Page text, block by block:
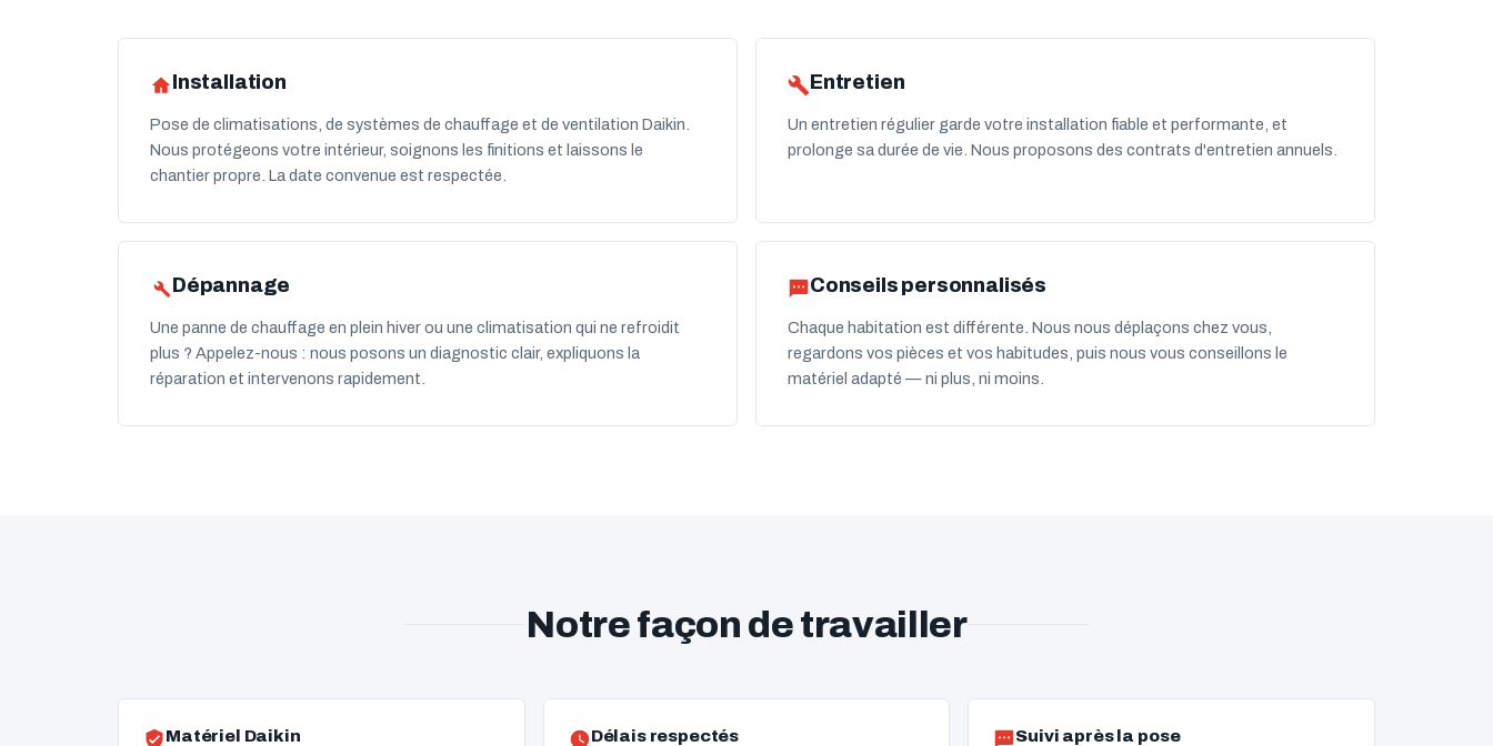
Installation
Pose de climatisations, de systèmes de chauffage et de ventilation Daikin.
Nous protégeons votre intérieur, soignons les finitions et laissons le
chantier propre. La date convenue est respectée.
Entretien
Un entretien régulier garde votre installation fiable et performante, et
prolonge sa durée de vie. Nous proposons des contrats d'entretien annuels.
Dépannage
Une panne de chauffage en plein hiver ou une climatisation qui ne refroidit
plus ? Appelez-nous : nous posons un diagnostic clair, expliquons la
réparation et intervenons rapidement.
Conseils personnalisés
Chaque habitation est différente. Nous nous déplaçons chez vous,
regardons vos pièces et vos habitudes, puis nous vous conseillons le
matériel adapté — ni plus, ni moins.
Notre façon de travailler
Matériel Daikin Délais respectés Suivi après la pose